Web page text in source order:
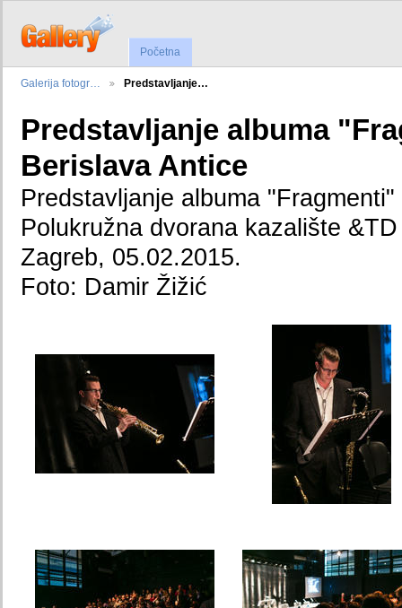
Početna
Galerija fotogr… Predstavljanje…
Predstavljanje albuma
Berislava Antice
Predstavljanje albuma
Polukružna dvorana kazalište &TD
Zagreb, 05.02.2015.
Foto: Damir Žižić